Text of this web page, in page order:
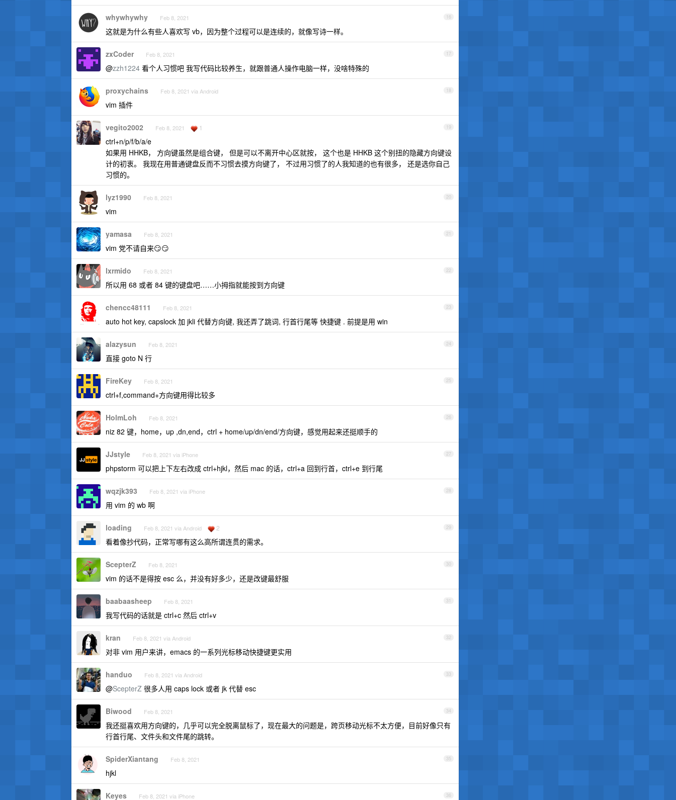
16
whywhywhy Feb 8, 2021
这就是为什么有些人喜欢写 vb，因为整个过程可以是连续的，就像写诗一样。
17
zxCoder Feb 8, 2021
@zzh1224 看个人习惯吧 我写代码比较养生，就跟普通人操作电脑一样，没啥特殊的
18
proxychains Feb 8, 2021 via Android
vim 插件
19
vegito2002 Feb 8, 2021 1
ctrl+n/p/f/b/a/e
如果用 HHKB， 方向键虽然是组合键， 但是可以不离开中心区就按， 这个也是 HHKB 这个别扭的隐藏方向键设
计的初衷。 我现在用普通键盘反而不习惯去摸方向键了， 不过用习惯了的人我知道的也有很多， 还是选你自己
习惯的。
20
lyz1990 Feb 8, 2021
vim
21
yamasa Feb 8, 2021
vim 党不请自来😏😏
22
lxrmido Feb 8, 2021
所以用 68 或者 84 键的键盘吧……小拇指就能按到方向键
23
chencc48111 Feb 8, 2021
auto hot key, capslock 加 jkli 代替方向键, 我还弄了跳词, 行首行尾等 快捷键 . 前提是用 win
24
alazysun Feb 8, 2021
直接 goto N 行
25
FireKey Feb 8, 2021
ctrl+f,command+方向键用得比较多
26
HolmLoh Feb 8, 2021
niz 82 键，home，up ,dn,end，ctrl + home/up/dn/end/方向键，感觉用起来还挺顺手的
27
JJstyle Feb 8, 2021 via iPhone
phpstorm 可以把上下左右改成 ctrl+hjkl，然后 mac 的话，ctrl+a 回到行首，ctrl+e 到行尾
28
wqzjk393 Feb 8, 2021 via iPhone
用 vim 的 wb 啊
29
loading Feb 8, 2021 via Android 2
看着像抄代码，正常写哪有这么高所谓连贯的需求。
30
ScepterZ Feb 8, 2021
vim 的话不是得按 esc 么，并没有好多少，还是改键最舒服
31
baabaasheep Feb 8, 2021
我写代码的话就是 ctrl+c 然后 ctrl+v
32
kran Feb 8, 2021 via Android
对非 vim 用户来讲，emacs 的一系列光标移动快捷键更实用
33
handuo Feb 8, 2021 via Android
@ScepterZ 很多人用 caps lock 或者 jk 代替 esc
34
Biwood Feb 8, 2021
我还挺喜欢用方向键的，几乎可以完全脱离鼠标了，现在最大的问题是，跨页移动光标不太方便，目前好像只有
行首行尾、文件头和文件尾的跳转。
35
SpiderXiantang Feb 8, 2021
hjkl
36
Keyes Feb 8, 2021 via iPhone